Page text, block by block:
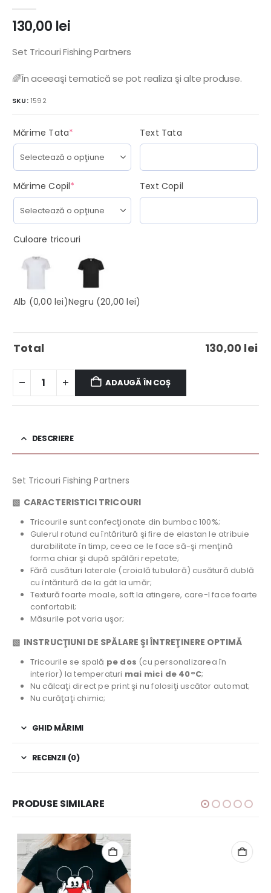
130,00 lei
Set Tricouri Fishing Partners
🌈În aceeaşi tematică se pot realiza şi alte produse.
SKU: 1592
Mărime Tata* Text Tata
Mărime Copil* Text Copil
Culoare tricouri
Alb (0,00 lei)Negru (20,00 lei)
Total 130,00 lei
ADAUGĂ ÎN COȘ
DESCRIERE
Set Tricouri Fishing Partners
▧ CARACTERISTICI TRICOURI
Tricourile sunt confecţionate din bumbac 100%;
Gulerul rotund cu întăritură şi fire de elastan le atribuie
durabilitate în timp, ceea ce le face să-şi menţină
forma chiar şi după spălări repetate;
Fără cusături laterale (croială tubulară) cusătură dublă
cu întăritură de la gât la umăr;
Textură foarte moale, soft la atingere, care-l face foarte
confortabil;
Măsurile pot varia uşor;
▧ INSTRUCŢIUNI DE SPĂLARE ŞI ÎNTREŢINERE OPTIMĂ
Tricourile se spală pe dos (cu personalizarea în
interior) la temperaturi mai mici de 40°C;
Nu călcaţi direct pe print şi nu folosiţi uscător automat;
Nu curăţaţi chimic;
GHID MĂRIMI
RECENZII (0)
PRODUSE SIMILARE